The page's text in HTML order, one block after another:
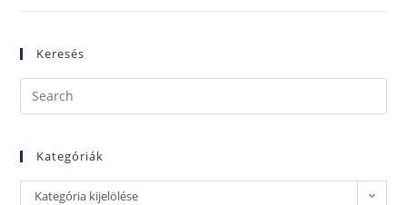
Keresés
Kategóriák
Kategória kijelölése